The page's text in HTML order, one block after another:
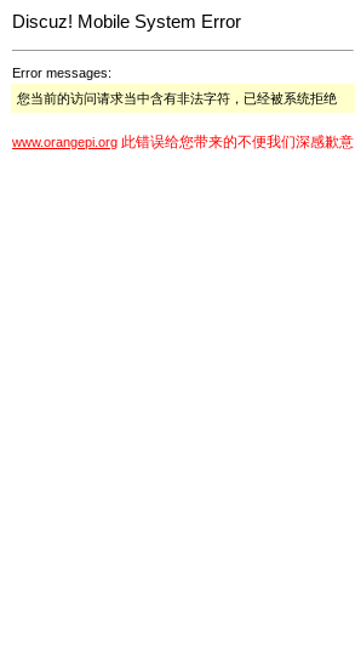
Discuz! Mobile System Error
Error messages:
您当前的访问请求当中含有非法字符，已经被系统拒绝
www.orangepi.org 此错误给您带来的不便我们深感歉意